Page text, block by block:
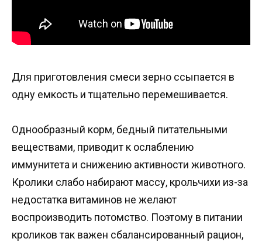
Для приготовления смеси зерно ссыпается в
одну емкость и тщательно перемешивается.
Однообразный корм, бедный питательными
веществами, приводит к ослаблению
иммунитета и снижению активности животного.
Кролики слабо набирают массу, крольчихи из-за
недостатка витаминов не желают
воспроизводить потомство. Поэтому в питании
кроликов так важен сбалансированный рацион,